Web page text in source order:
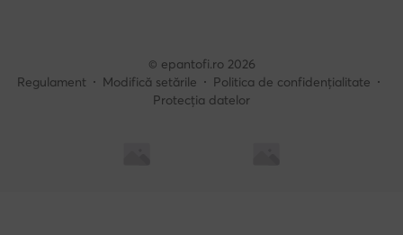
© epantofi.ro 2026
Regulament
Modifică setările
Politica de confidențialitate
Protecția datelor